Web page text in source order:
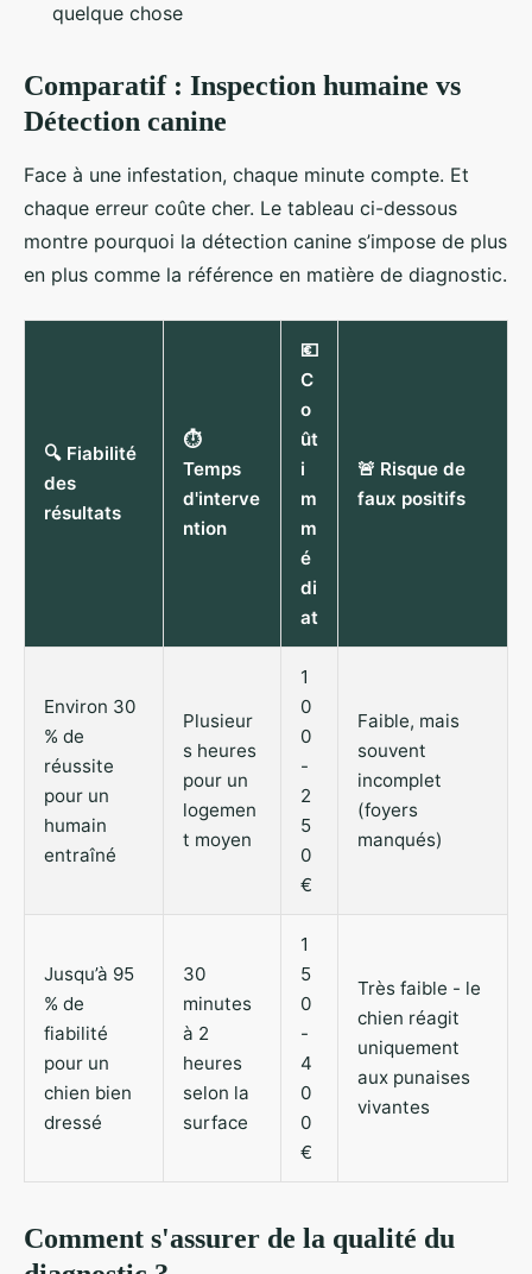
quelque chose
Comparatif : Inspection humaine vs
Détection canine
Face à une infestation, chaque minute compte. Et
chaque erreur coûte cher. Le tableau ci-dessous
montre pourquoi la détection canine s’impose de plus
en plus comme la référence en matière de diagnostic.
🔍 Fiabilité
des
résultats
⏱️
Temps
d'interve
ntion
💶
C
o
ût
i
m
m
é
di
at
🚨 Risque de
faux positifs
Environ 30
% de
réussite
pour un
humain
entraîné
Plusieur
s heures
pour un
logemen
t moyen
1
0
0
-
2
5
0
€
Faible, mais
souvent
incomplet
(foyers
manqués)
Jusqu’à 95
% de
fiabilité
pour un
chien bien
dressé
30
minutes
à 2
heures
selon la
surface
1
5
0
-
4
0
0
€
Très faible - le
chien réagit
uniquement
aux punaises
vivantes
Comment s'assurer de la qualité du